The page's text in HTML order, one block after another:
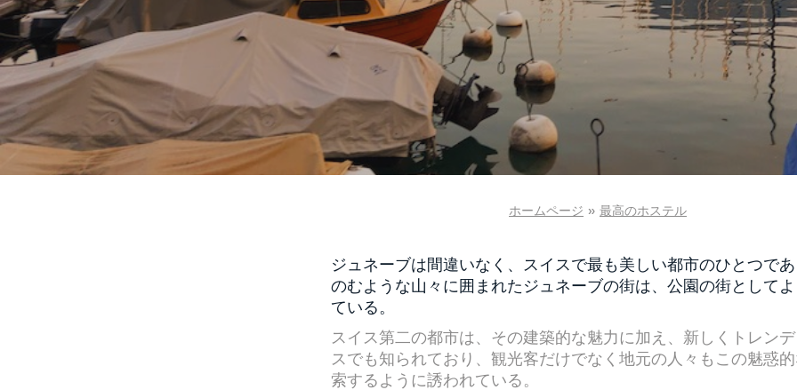
ホームページ » 最高のホステル
ジュネーブは間違いなく、スイスで最も美しい都市のひとつで
のむような山々に囲まれたジュネーブの街は、公園の街として
ている。
スイス第二の都市は、その建築的な魅力に加え、新しくトレン
スでも知られており、観光客だけでなく地元の人々もこの魅惑
索するように誘われている。